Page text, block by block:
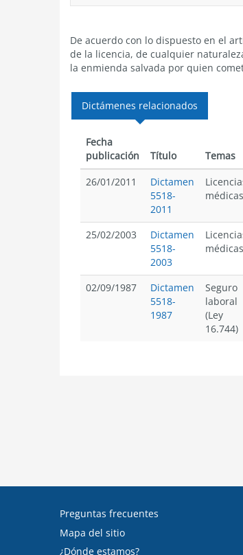
De acuerdo con lo dispuesto en el
de la licencia, de cualquier
la enmienda salvada por quien
Dictámenes relacionados
Fecha
publicación
Título Temas
26/01/2011
Dictamen
5518-
2011
médicas
25/02/2003
Dictamen
5518-
2003
médicas
02/09/1987
Dictamen
5518-
1987
Seguro
laboral
(Ley
16.744)
Preguntas frecuentes
Mapa del sitio
¿Dónde estamos?